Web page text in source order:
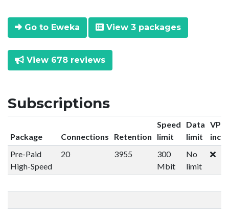
Go to Eweka View 3 packages
View 678 reviews
Subscriptions
Package Connections Retention
Speed
limit
Data
limit
VPN
Pre-Paid
High-Speed
20 3955
300
Mbit
No
limit